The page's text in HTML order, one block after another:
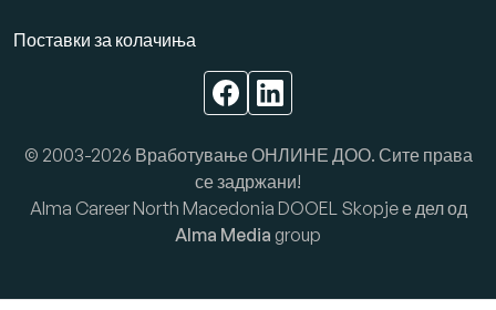
Поставки за колачиња
© 2003-2026 Вработување ОНЛИНЕ ДОО. Сите права
се задржани!
Alma Career North Macedonia DOOEL Skopje е дел од
Alma Media group